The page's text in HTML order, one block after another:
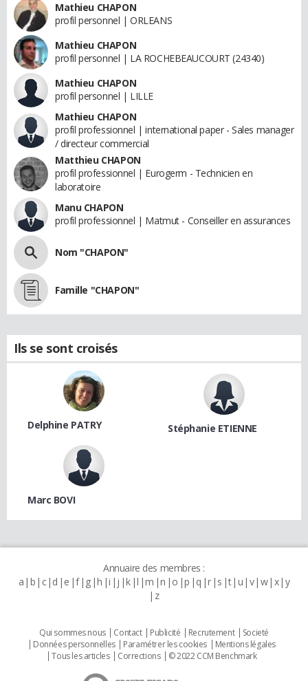
Mathieu CHAPON
profil personnel | ORLEANS
Mathieu CHAPON
profil personnel | LA ROCHEBEAUCOURT (24340)
Mathieu CHAPON
profil personnel | LILLE
Mathieu CHAPON
profil professionnel | international paper - Sales manager
/ directeur commercial
Matthieu CHAPON
profil professionnel | Eurogerm - Technicien en
laboratoire
Manu CHAPON
profil professionnel | Matmut - Conseiller en assurances
Nom "CHAPON"
Famille "CHAPON"
Ils se sont croisés
Delphine PATRY Stéphanie ETIENNE
Marc BOVI
Annuaire des membres :
a b c d e f g h i j k l m n o p q r s t u v w x y
z
Qui sommes nous Contact Publicité Recrutement
Societé
Données personnelles
Paramétrer les cookies
Mentions légales
Tous les articles
Corrections © 2022 CCM Benchmark